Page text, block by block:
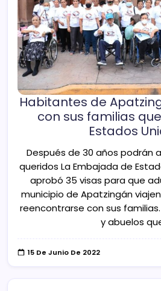
Habitantes de
con sus familias
Estados
Después de 30 años podrán
queridos La Embajada de
aprobó 35 visas para que
municipio de Apatzingán
reencontrarse con sus
y abuelos
15 De Junio De 2022